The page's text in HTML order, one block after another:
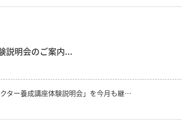
説明会のご案内...
ター養成講座体験説明会」を今月も継…